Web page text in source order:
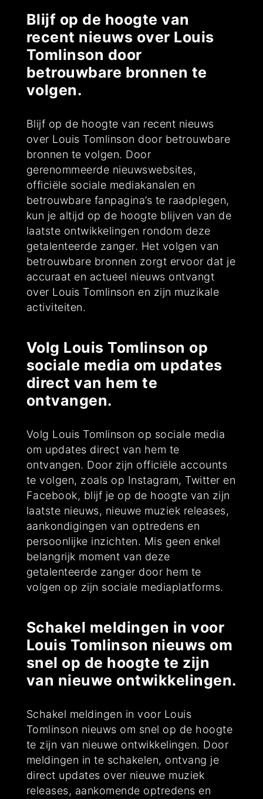
Blijf op de hoogte van
recent nieuws over Louis
Tomlinson door
betrouwbare bronnen te
volgen.
Blijf op de hoogte van recent nieuws
over Louis Tomlinson door betrouwbare
bronnen te volgen. Door
gerenommeerde nieuwswebsites,
officiële sociale mediakanalen en
betrouwbare fanpagina’s te raadplegen,
kun je altijd op de hoogte blijven van de
laatste ontwikkelingen rondom deze
getalenteerde zanger. Het volgen van
betrouwbare bronnen zorgt ervoor dat je
accuraat en actueel nieuws ontvangt
over Louis Tomlinson en zijn muzikale
activiteiten.
Volg Louis Tomlinson op
sociale media om updates
direct van hem te
ontvangen.
Volg Louis Tomlinson op sociale media
om updates direct van hem te
ontvangen. Door zijn officiële accounts
te volgen, zoals op Instagram, Twitter en
Facebook, blijf je op de hoogte van zijn
laatste nieuws, nieuwe muziek releases,
aankondigingen van optredens en
persoonlijke inzichten. Mis geen enkel
belangrijk moment van deze
getalenteerde zanger door hem te
volgen op zijn sociale mediaplatforms.
Schakel meldingen in voor
Louis Tomlinson nieuws om
snel op de hoogte te zijn
van nieuwe ontwikkelingen.
Schakel meldingen in voor Louis
Tomlinson nieuws om snel op de hoogte
te zijn van nieuwe ontwikkelingen. Door
meldingen in te schakelen, ontvang je
direct updates over nieuwe muziek
releases, aankomende optredens en